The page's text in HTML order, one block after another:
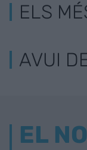
ELS
AVUI
EL